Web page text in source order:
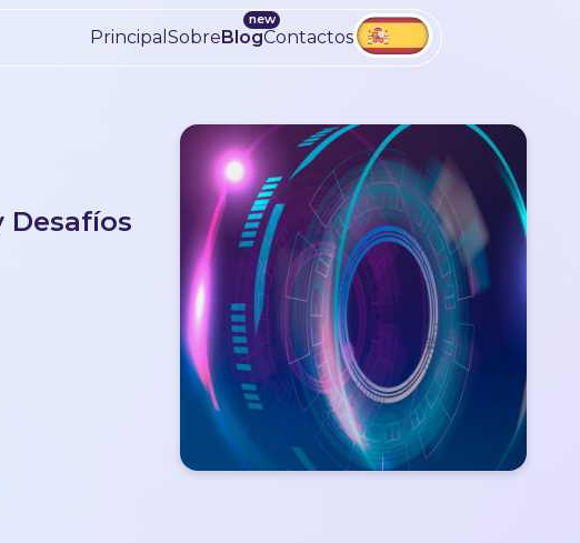
PrincipalSobreBlogContactos
Desafíos